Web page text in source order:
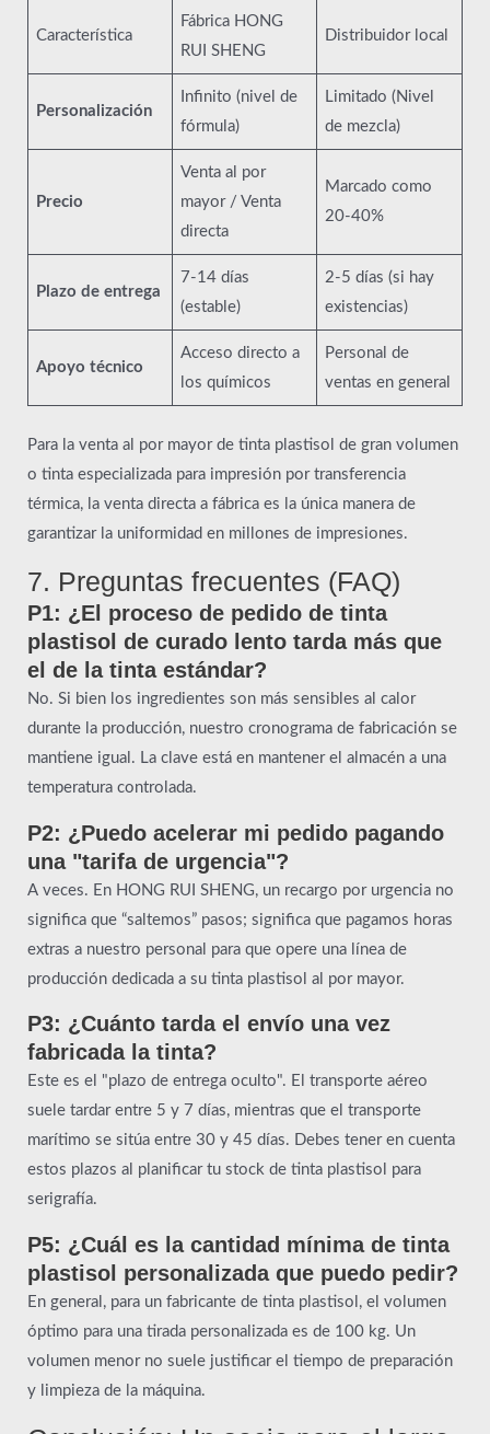
Característica
Fábrica HONG
RUI SHENG
Distribuidor local
Personalización
Infinito (nivel de
fórmula)
Limitado (Nivel
de mezcla)
Precio
Venta al por
mayor / Venta
directa
Marcado como
20-40%
Plazo de entrega
7-14 días
(estable)
2-5 días (si hay
existencias)
Apoyo técnico
Acceso directo a
los químicos
Personal de
ventas en general
Para la venta al por mayor de tinta plastisol de gran volumen
o tinta especializada para impresión por transferencia
térmica, la venta directa a fábrica es la única manera de
garantizar la uniformidad en millones de impresiones.
7. Preguntas frecuentes (FAQ)
P1: ¿El proceso de pedido de tinta
plastisol de curado lento tarda más que
el de la tinta estándar?
No. Si bien los ingredientes son más sensibles al calor
durante la producción, nuestro cronograma de fabricación se
mantiene igual. La clave está en mantener el almacén a una
temperatura controlada.
P2: ¿Puedo acelerar mi pedido pagando
una "tarifa de urgencia"?
A veces. En HONG RUI SHENG, un recargo por urgencia no
significa que “saltemos” pasos; significa que pagamos horas
extras a nuestro personal para que opere una línea de
producción dedicada a su tinta plastisol al por mayor.
P3: ¿Cuánto tarda el envío una vez
fabricada la tinta?
Este es el "plazo de entrega oculto". El transporte aéreo
suele tardar entre 5 y 7 días, mientras que el transporte
marítimo se sitúa entre 30 y 45 días. Debes tener en cuenta
estos plazos al planificar tu stock de tinta plastisol para
serigrafía.
P5: ¿Cuál es la cantidad mínima de tinta
plastisol personalizada que puedo pedir?
En general, para un fabricante de tinta plastisol, el volumen
óptimo para una tirada personalizada es de 100 kg. Un
volumen menor no suele justificar el tiempo de preparación
y limpieza de la máquina.